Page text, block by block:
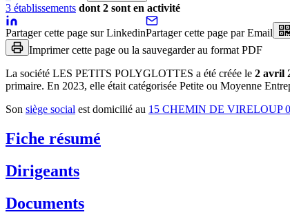
3 établissements dont 2 sont en activité
Partager cette page sur LinkedinPartager cette page par Email
Imprimer cette page ou la sauvegarder au format PDF
La société LES PETITS POLYGLOTTES a été créée le 2 avril
primaire. En 2023, elle était catégorisée Petite ou Moyenne
Son siège social est domicilié au 15 CHEMIN DE VIRELOUP
Fiche résumé
Dirigeants
Documents